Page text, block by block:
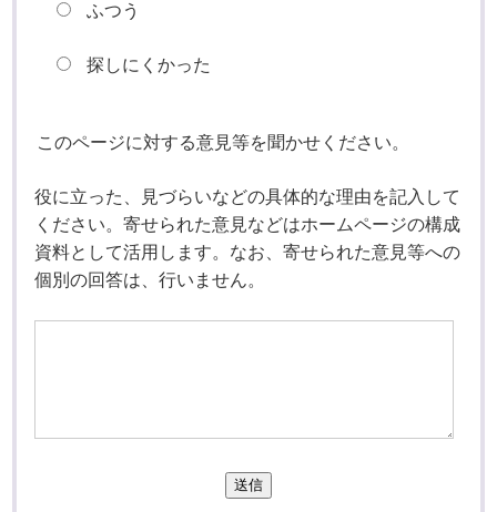
ふつう
探しにくかった
このページに対する意見等を聞かせください。
役に立った、見づらいなどの具体的な理由を記入して
ください。寄せられた意見などはホームページの構成
資料として活用します。なお、寄せられた意見等への
個別の回答は、行いません。
送信